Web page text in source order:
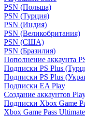
PSN (Польша)
PSN (Турция)
PSN (Индия)
PSN (Великобритания)
PSN (США)
PSN (Бразилия)
Пополнение аккаунта
Подписки PS Plus
Подписки PS Plus
Подписки EA Play
Создание аккаунтов
Подписки Xbox Game
Xbox Game Pass